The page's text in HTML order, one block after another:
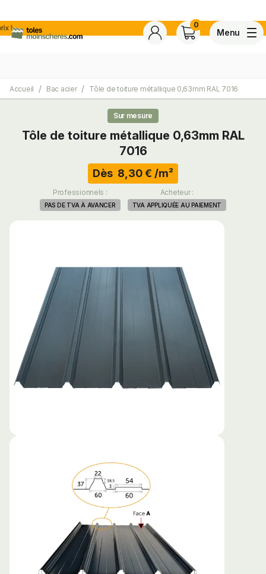
0
Menu
4,7 Voir tous les avis de ce
Accueil Bac acier Tôle de toiture métallique 0,63mm RAL 7016
Sur mesure
Tôle de toiture métallique 0,63mm RAL
7016
Dès 8,30 € /m²
Professionnels :
PAS DE TVA À AVANCER
Acheteur :
TVA APPLIQUÉE AU PAIEMENT